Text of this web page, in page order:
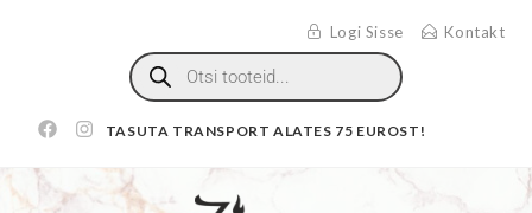
Logi Sisse Kontakt
TASUTA TRANSPORT ALATES 75 EUROST!